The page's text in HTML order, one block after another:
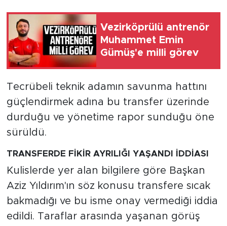
Vezirköprülü antrenör
Muhammet Emin
Gümüş'e milli görev
Tecrübeli teknik adamın savunma hattını
güçlendirmek adına bu transfer üzerinde
durduğu ve yönetime rapor sunduğu öne
sürüldü.
TRANSFERDE FİKİR AYRILIĞI YAŞANDI İDDİASI
Kulislerde yer alan bilgilere göre Başkan
Aziz Yıldırım'ın söz konusu transfere sıcak
bakmadığı ve bu isme onay vermediği iddia
edildi. Taraflar arasında yaşanan görüş